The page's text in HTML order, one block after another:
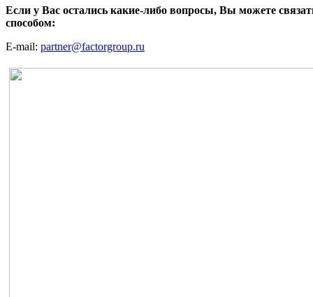
Если у Вас остались какие-либо вопросы, Вы можете
способом:
E-mail: partner@factorgroup.ru